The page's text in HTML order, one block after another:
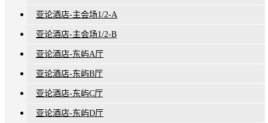
亚论酒店-主会场1/2-A
亚论酒店-主会场1/2-B
亚论酒店-东屿A厅
亚论酒店-东屿B厅
亚论酒店-东屿C厅
亚论酒店-东屿D厅